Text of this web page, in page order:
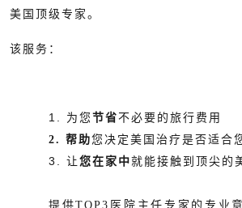
美国顶级专家。
该服务：
1. 为您节省不必要的旅行费用
2. 帮助您决定美国治疗是否适合
3. 让您在家中就能接触到顶尖的
提供TOP3 医院主任专家的专业